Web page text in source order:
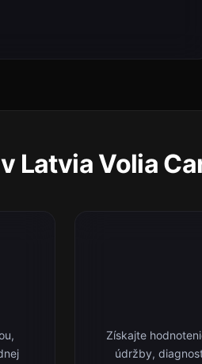
Latvia Volia
Získajte
údržby,